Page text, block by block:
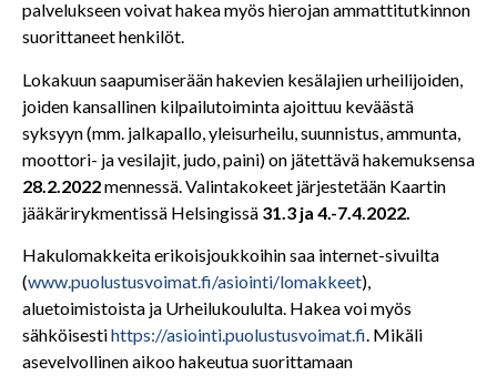
palvelukseen voivat hakea myös hierojan ammattitutkinnon
suorittaneet henkilöt.
Lokakuun saapumiserään hakevien kesälajien urheilijoiden,
joiden kansallinen kilpailutoiminta ajoittuu keväästä
syksyyn (mm. jalkapallo, yleisurheilu, suunnistus, ammunta,
moottori- ja vesilajit, judo, paini) on jätettävä hakemuksensa
28.2.2022mennessä. Valintakokeet järjestetään Kaartin
jääkärirykmentissä Helsingissä 31.3 ja 4.-7.4.2022.
Hakulomakkeita erikoisjoukkoihin saa internet-sivuilta
(www.puolustusvoimat.fi/asiointi/lomakkeet),
aluetoimistoista ja Urheilukoululta. Hakea voi myös
sähköisestihttps://asiointi.puolustusvoimat.fi. Mikäli
asevelvollinen aikoo hakeutua suorittamaan